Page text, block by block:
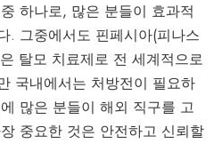
하나로, 많은 분들이 효과적
. 그중에서도 핀페시아(피나스
탈모 치료제로 전 세계적으로
국내에서는 처방전이 필요하
많은 분들이 해외 직구를 고
중요한 것은 안전하고 신뢰할